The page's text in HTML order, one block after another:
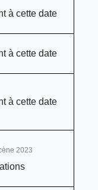
à cette date
à cette date
à cette date
2023